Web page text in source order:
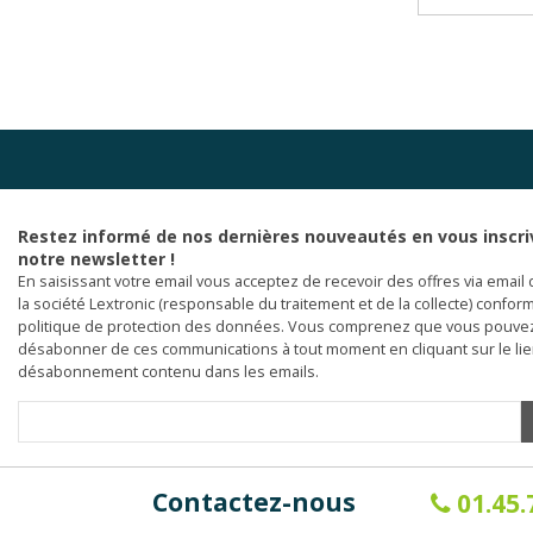
Restez informé de nos dernières nouveautés en vous
notre newsletter !
En saisissant votre email vous acceptez de recevoir des offres via email
la société Lextronic (responsable du traitement et de la collecte)
politique de protection des données. Vous comprenez que vous
désabonner de ces communications à tout moment en cliquant sur le
désabonnement contenu dans les emails.
Contactez-nous